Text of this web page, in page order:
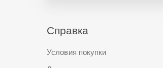
Справка
Условия покупки